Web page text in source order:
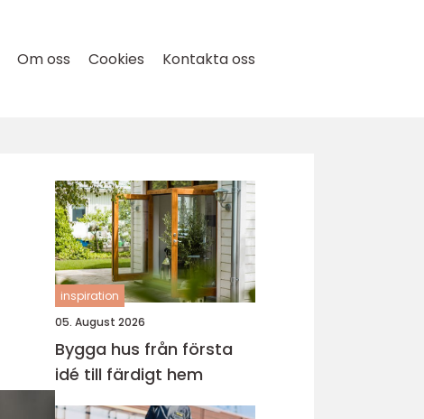
Om oss Cookies Kontakta oss
inspiration
05. August 2026
Bygga hus från första
idé till färdigt hem